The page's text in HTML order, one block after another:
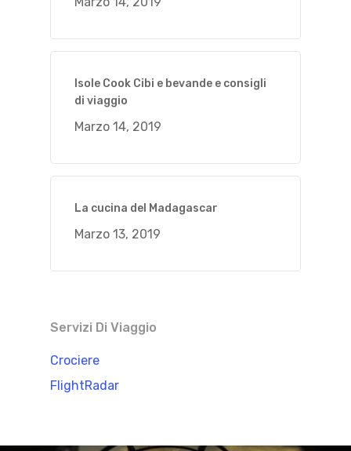
Isole Cook Cibi e bevande e consigli
di viaggio
Marzo 14, 2019
La cucina del Madagascar
Marzo 13, 2019
Servizi Di Viaggio
Crociere
FlightRadar